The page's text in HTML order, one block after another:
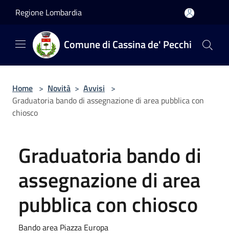
Regione Lombardia
Comune di Cassina de' Pecchi
Home > Novità > Avvisi >
Graduatoria bando di assegnazione di area pubblica con
chiosco
Graduatoria bando di
assegnazione di area
pubblica con chiosco
Bando area Piazza Europa